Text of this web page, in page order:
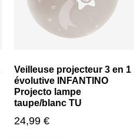
Veilleuse projecteur 3 en 1
évolutive INFANTINO
Projecto lampe
taupe/blanc TU
24,99 €